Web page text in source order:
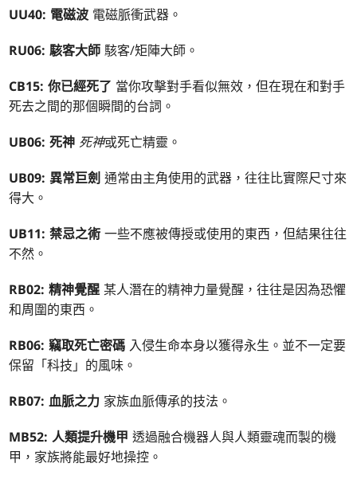
UU40: 電磁波 電磁脈衝武器。
RU06: 駭客大師 駭客/矩陣大師。
CB15: 你已經死了 當你攻擊對手看似無效，但在現在和對手
死去之間的那個瞬間的台詞。
UB06: 死神 死神或死亡精靈。
UB09: 異常巨劍 通常由主角使用的武器，往往比實際尺寸來
得大。
UB11: 禁忌之術 一些不應被傳授或使用的東西，但結果往往
不然。
RB02: 精神覺醒 某人潛在的精神力量覺醒，往往是因為恐懼
和周圍的東西。
RB06: 竊取死亡密碼 入侵生命本身以獲得永生。並不一定要
保留「科技」的風味。
RB07: 血脈之力 家族血脈傳承的技法。
MB52: 人類提升機甲 透過融合機器人與人類靈魂而製的機
甲，家族將能最好地操控。